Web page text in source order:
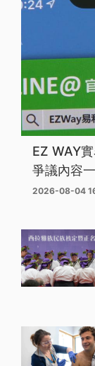
EZ WAY
爭議內容
2026-08-04